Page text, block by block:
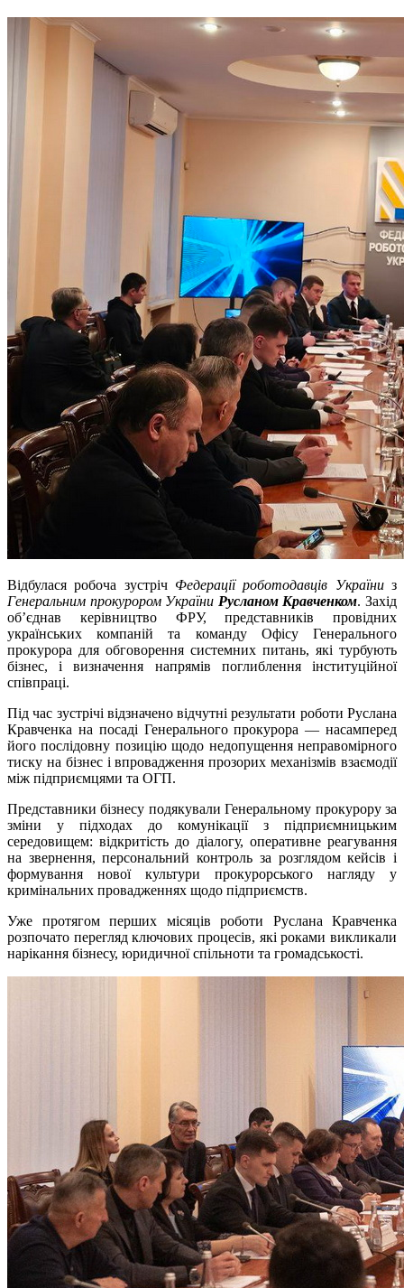
Відбулася робоча зустріч Федерації роботодавців Україниз
Генеральним прокурором України Русланом Кравченком. Захід
об’єднав керівництво ФРУ, представників провідних
українських компаній та команду Офісу Генерального
прокурора для обговорення системних питань, які турбують
бізнес, і визначення напрямів поглиблення інституційної
співпраці.
Під час зустрічі відзначено відчутні результати роботи Руслана
Кравченка на посаді Генерального прокурора — насамперед
його послідовну позицію щодо недопущення неправомірного
тиску на бізнес і впровадження прозорих механізмів взаємодії
між підприємцями та ОГП.
Представники бізнесу подякували Генеральному прокурору за
зміни у підходах до комунікації з підприємницьким
середовищем: відкритість до діалогу, оперативне реагування
на звернення, персональний контроль за розглядом кейсів і
формування нової культури прокурорського нагляду у
кримінальних провадженнях щодо підприємств.
Уже протягом перших місяців роботи Руслана Кравченка
розпочато перегляд ключових процесів, які роками викликали
нарікання бізнесу, юридичної спільноти та громадськості.